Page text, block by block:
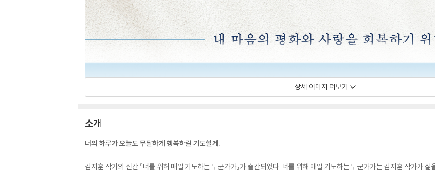
상세 이미지 더보기
소개
너의 하루가 오늘도 무탈하게 행복하길 기도할게.
김지훈 작가의 신간 『너를 위해 매일 기도하는 누군가가』가 출간되었다. 너를 위해 매일 기도하는 누군가가는 김지훈 작가가